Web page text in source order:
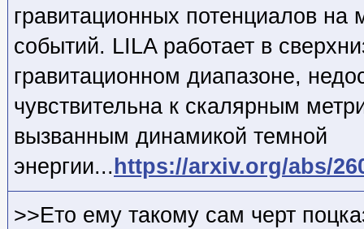
гравитационных потенциалов на
событий. LILA работает в
гравитационном диапазоне,
чувствительна к скалярным
вызванным динамикой темной
энергии... https://arxiv.org/abs/
>>Ето ему такому сам черт